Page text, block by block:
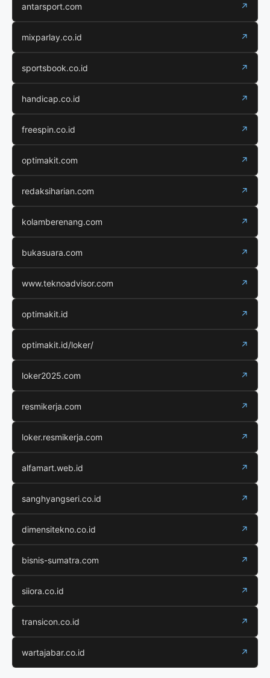
antarsport.com ↗
mixparlay.co.id ↗
sportsbook.co.id ↗
handicap.co.id ↗
freespin.co.id ↗
optimakit.com ↗
redaksiharian.com ↗
kolamberenang.com ↗
bukasuara.com ↗
www.teknoadvisor.com ↗
optimakit.id ↗
optimakit.id/loker/ ↗
loker2025.com ↗
resmikerja.com ↗
loker.resmikerja.com ↗
alfamart.web.id ↗
sanghyangseri.co.id ↗
dimensitekno.co.id ↗
bisnis-sumatra.com ↗
siiora.co.id ↗
transicon.co.id ↗
wartajabar.co.id ↗